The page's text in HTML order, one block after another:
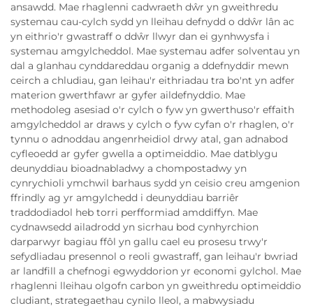
ansawdd. Mae rhaglenni cadwraeth dŵr yn gweithredu
systemau cau-cylch sydd yn lleihau defnydd o ddŵr lân ac
yn eithrio'r gwastraff o ddŵr llwyr dan ei gynhwysfa i
systemau amgylcheddol. Mae systemau adfer solventau yn
dal a glanhau cynddareddau organig a ddefnyddir mewn
ceirch a chludiau, gan leihau'r eithriadau tra bo'nt yn adfer
materion gwerthfawr ar gyfer aildefnyddio. Mae
methodoleg asesiad o'r cylch o fyw yn gwerthuso'r effaith
amgylcheddol ar draws y cylch o fyw cyfan o'r rhaglen, o'r
tynnu o adnoddau angenrheidiol drwy atal, gan adnabod
cyfleoedd ar gyfer gwella a optimeiddio. Mae datblygu
deunyddiau bioadnabladwy a chompostadwy yn
cynrychioli ymchwil barhaus sydd yn ceisio creu amgenion
ffrindly ag yr amgylchedd i deunyddiau barriêr
traddodiadol heb torri perfformiad amddiffyn. Mae
cydnawsedd ailadrodd yn sicrhau bod cynhyrchion
darparwyr bagiau ffôl yn gallu cael eu prosesu trwy'r
sefydliadau presennol o reoli gwastraff, gan leihau'r bwriad
ar landfill a chefnogi egwyddorion yr economi gylchol. Mae
rhaglenni lleihau olgofn carbon yn gweithredu optimeiddio
cludiant, strategaethau cynilo lleol, a mabwysiadu